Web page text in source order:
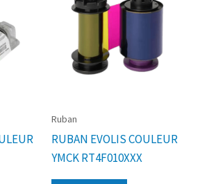
Ruban
RUBAN EVOLIS COULEUR
YMCK RT4F010XXX